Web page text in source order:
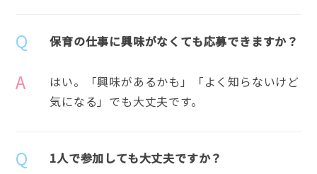
Q 保育の仕事に興味がなくても応募できますか？
A
はい。「興味があるかも」「よく知らないけど
気になる」でも大丈夫です。
Q 1人で参加しても大丈夫ですか？